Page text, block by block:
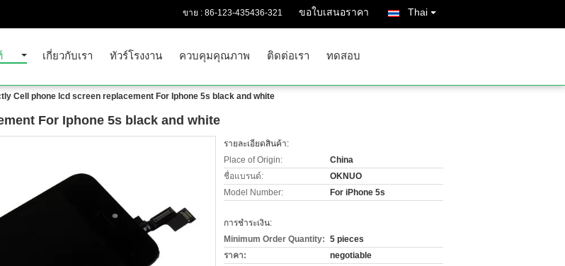
ขาย : 86-123-435436-321 ขอใบเสนอราคา Thai
เกี่ยวกับเรา ทัวร์โรงงาน ควบคุมคุณภาพ ติดต่อเรา ทดสอบ
Cell phone lcd screen replacement For Iphone 5s black and white
For Iphone 5s black and white
รายละเอียดสินค้า:
Place of Origin:
China
ชื่อแบรนด์:
OKNUO
Model Number:
For iPhone 5s
การชำระเงิน:
Minimum Order Quantity: 5 pieces
ราคา:
negotiable